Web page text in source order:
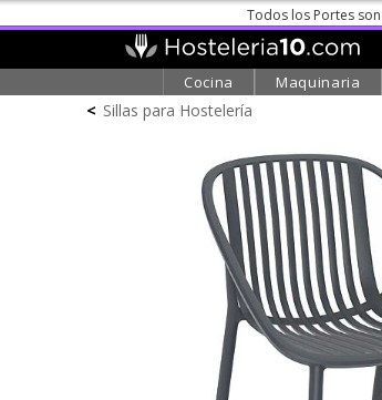
Todos los Portes
Cocina Maquinaria
< Sillas para Hostelería